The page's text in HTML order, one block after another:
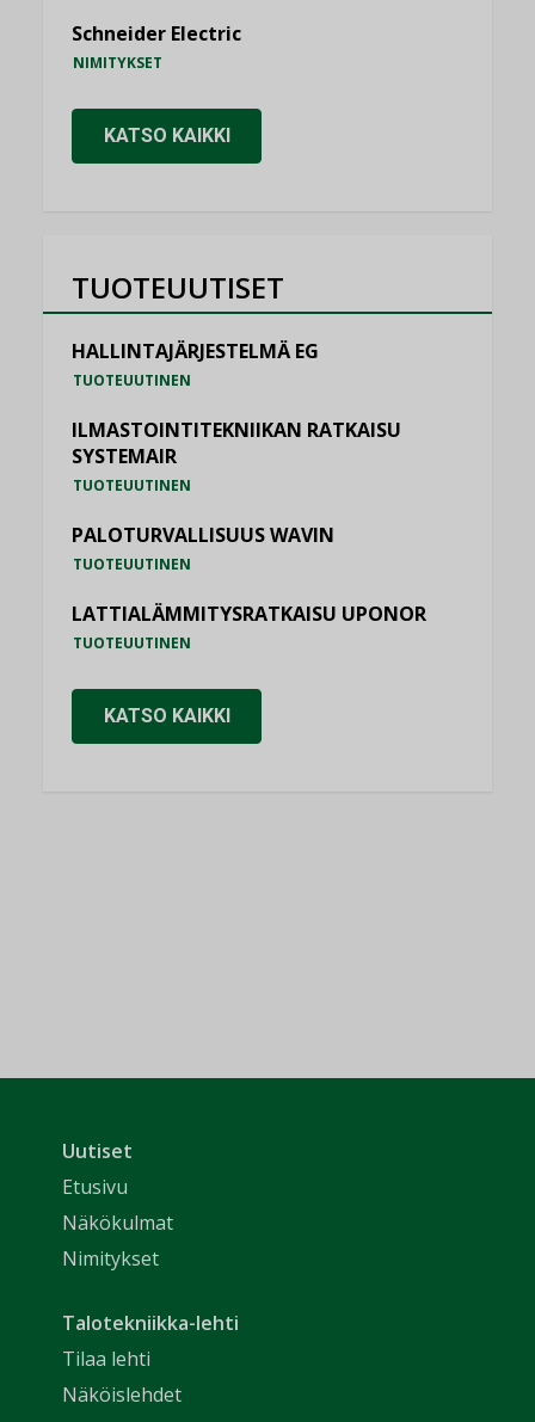
Schneider Electric
NIMITYKSET
KATSO KAIKKI
TUOTEUUTISET
HALLINTAJÄRJESTELMÄ EG
TUOTEUUTINEN
ILMASTOINTITEKNIIKAN RATKAISU
SYSTEMAIR
TUOTEUUTINEN
PALOTURVALLISUUS WAVIN
TUOTEUUTINEN
LATTIALÄMMITYSRATKAISU UPONOR
TUOTEUUTINEN
KATSO KAIKKI
Uutiset
Etusivu
Näkökulmat
Nimitykset
Talotekniikka-lehti
Tilaa lehti
Näköislehdet